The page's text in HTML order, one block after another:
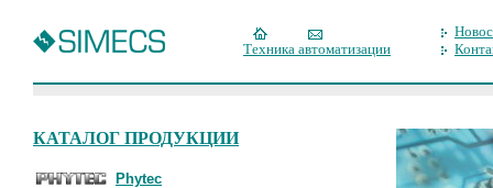
Техника автоматизации
КАТАЛОГ ПРОДУКЦИИ
Phytec